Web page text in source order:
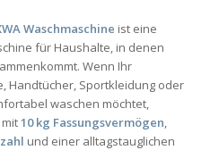
Waschmaschine ist eine
für Haushalte, in denen
Wenn Ihr
Handtücher, Sportkleidung oder
waschen möchtet,
10 kg Fassungsvermögen,
und einer alltagstauglichen